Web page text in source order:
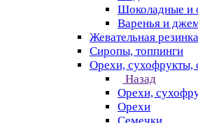
Шоколадные и
Варенья и
Жевательная резинка
Сиропы, топпинги
Орехи, сухофрукты,
Назад
Орехи,
Орехи